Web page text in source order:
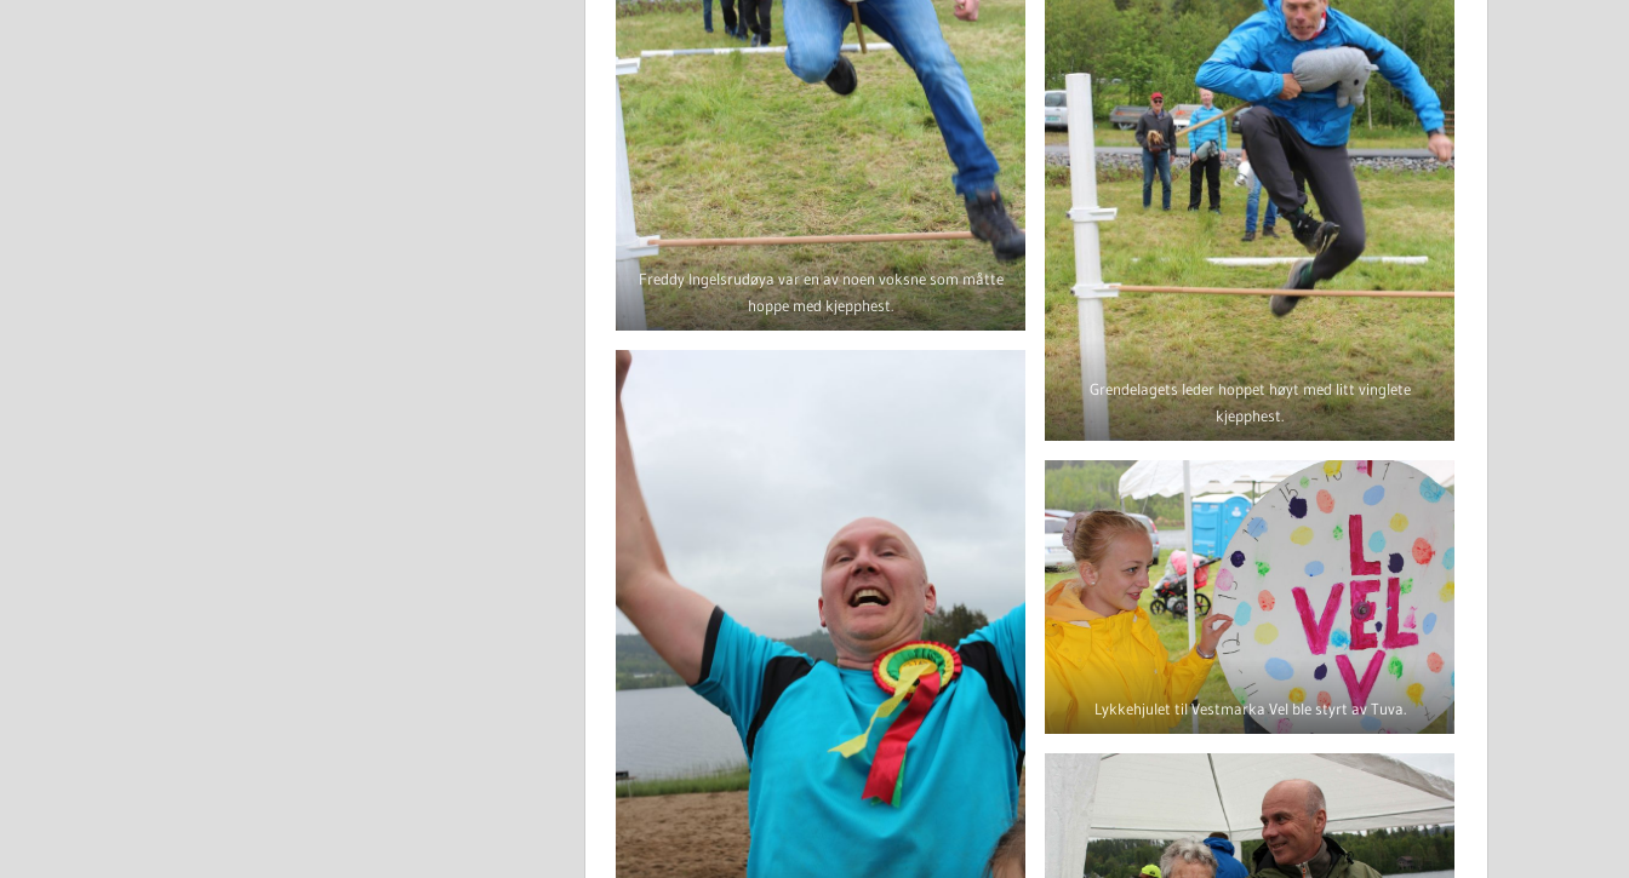
Freddy Ingelsrudøya var en av noen voksne som måtte
hoppe med kjepphest.
Grendelagets leder hoppet høyt med litt vinglete
kjepphest.
Lykkehjulet til Vestmarka Vel ble styrt av Tuva.